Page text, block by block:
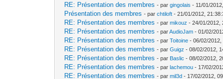
RE: Présentation des membres - pargingolais - 11/01/
Présentation des membres - parchtiloft - 21/01/2012,
RE: Présentation des membres - parmikouz - 24/01/2012,
RE: Présentation des membres - parAudioJam - 01/02/
RE: Présentation des membres - parToitoine - 06/02/2012,
RE: Présentation des membres - parGuigz - 08/02/2012,
RE: Présentation des membres - par Baslic - 08/02/2012,
RE: Présentation des membres - parlachemou - 17/02/
RE: Présentation des membres - parmil3d - 17/02/2012,